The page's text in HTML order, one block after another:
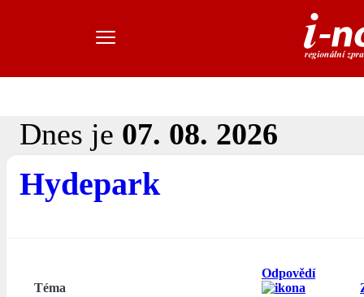
Dnes je 07. 08. 2026
Hydepark
Téma
Odpovědí